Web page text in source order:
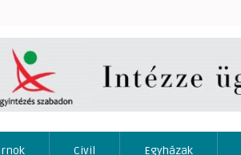
Civil Egyházak